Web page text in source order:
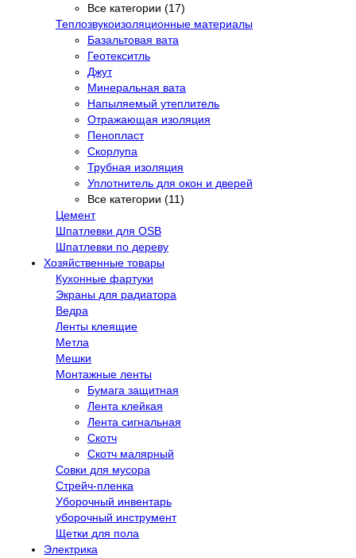
Все категории (17)
Теплозвукоизоляционные материалы
Базальтовая вата
Геотекситль
Джут
Минеральная вата
Напыляемый утеплитель
Отражающая изоляция
Пенопласт
Скорлупа
Трубная изоляция
Уплотнитель для окон и дверей
Все категории (11)
Цемент
Шпатлевки для OSB
Шпатлевки по дереву
Хозяйственные товары
Кухонные фартуки
Экраны для радиатора
Ведра
Ленты клеящие
Метла
Мешки
Монтажные ленты
Бумага защитная
Лента клейкая
Лента сигнальная
Скотч
Скотч малярный
Совки для мусора
Стрейч-пленка
Уборочный инвентарь
уборочный инструмент
Щетки для пола
Электрика